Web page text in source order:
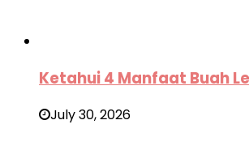
Ketahui 4 Manfaat Buah
July 30, 2026